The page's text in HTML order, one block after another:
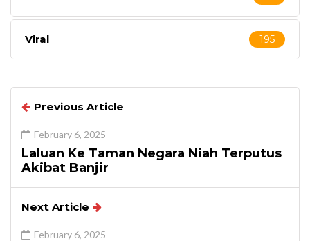
Viral 195
Previous Article
February 6, 2025
Laluan Ke Taman Negara Niah Terputus
Akibat Banjir
Next Article
February 6, 2025